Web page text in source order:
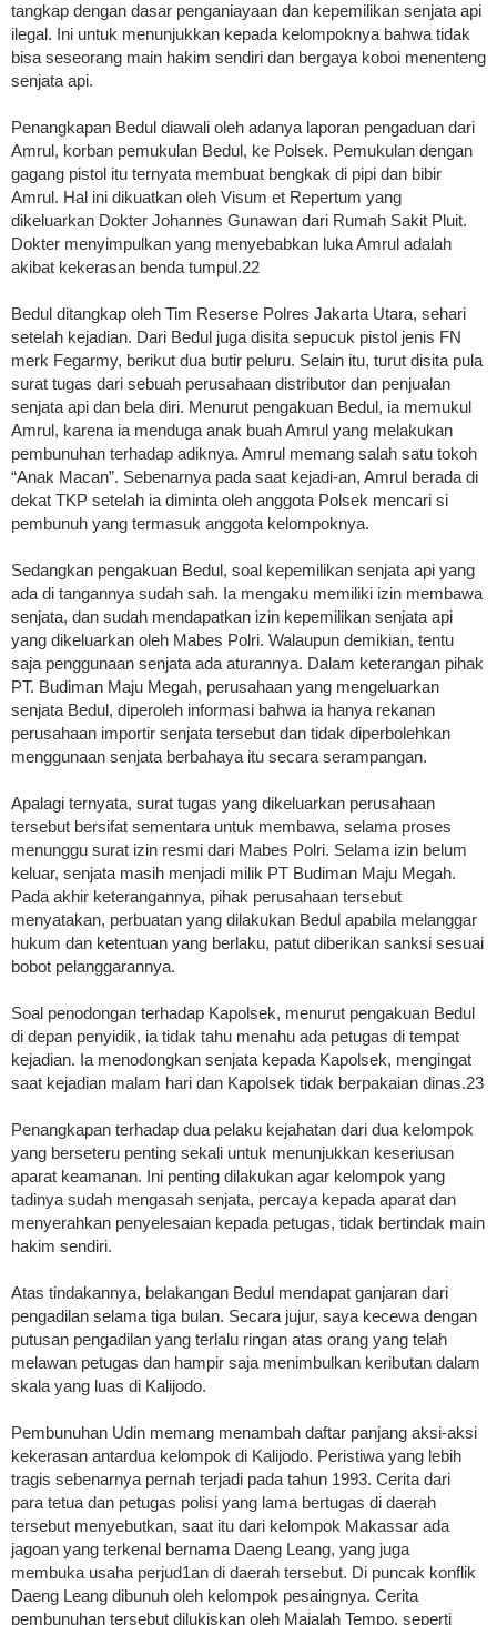
tangkap dengan dasar penganiayaan dan kepemilikan senjata api
ilegal. Ini untuk menunjukkan kepada kelompoknya bahwa tidak
bisa seseorang main hakim sendiri dan bergaya koboi menenteng
senjata api.
Penangkapan Bedul diawali oleh adanya laporan pengaduan dari
Amrul, korban pemukulan Bedul, ke Polsek. Pemukulan dengan
gagang pistol itu ternyata membuat bengkak di pipi dan bibir
Amrul. Hal ini dikuatkan oleh Visum et Repertum yang
dikeluarkan Dokter Johannes Gunawan dari Rumah Sakit Pluit.
Dokter menyimpulkan yang menyebabkan luka Amrul adalah
akibat kekerasan benda tumpul.22
Bedul ditangkap oleh Tim Reserse Polres Jakarta Utara, sehari
setelah kejadian. Dari Bedul juga disita sepucuk pistol jenis FN
merk Fegarmy, berikut dua butir peluru. Selain itu, turut disita pula
surat tugas dari sebuah perusahaan distributor dan penjualan
senjata api dan bela diri. Menurut pengakuan Bedul, ia memukul
Amrul, karena ia menduga anak buah Amrul yang melakukan
pembunuhan terhadap adiknya. Amrul memang salah satu tokoh
“Anak Macan”. Sebenarnya pada saat kejadi-an, Amrul berada di
dekat TKP setelah ia diminta oleh anggota Polsek mencari si
pembunuh yang termasuk anggota kelompoknya.
Sedangkan pengakuan Bedul, soal kepemilikan senjata api yang
ada di tangannya sudah sah. Ia mengaku memiliki izin membawa
senjata, dan sudah mendapatkan izin kepemilikan senjata api
yang dikeluarkan oleh Mabes Polri. Walaupun demikian, tentu
saja penggunaan senjata ada aturannya. Dalam keterangan pihak
PT. Budiman Maju Megah, perusahaan yang mengeluarkan
senjata Bedul, diperoleh informasi bahwa ia hanya rekanan
perusahaan importir senjata tersebut dan tidak diperbolehkan
menggunaan senjata berbahaya itu secara serampangan.
Apalagi ternyata, surat tugas yang dikeluarkan perusahaan
tersebut bersifat sementara untuk membawa, selama proses
menunggu surat izin resmi dari Mabes Polri. Selama izin belum
keluar, senjata masih menjadi milik PT Budiman Maju Megah.
Pada akhir keterangannya, pihak perusahaan tersebut
menyatakan, perbuatan yang dilakukan Bedul apabila melanggar
hukum dan ketentuan yang berlaku, patut diberikan sanksi sesuai
bobot pelanggarannya.
Soal penodongan terhadap Kapolsek, menurut pengakuan Bedul
di depan penyidik, ia tidak tahu menahu ada petugas di tempat
kejadian. Ia menodongkan senjata kepada Kapolsek, mengingat
saat kejadian malam hari dan Kapolsek tidak berpakaian dinas.23
Penangkapan terhadap dua pelaku kejahatan dari dua kelompok
yang berseteru penting sekali untuk menunjukkan keseriusan
aparat keamanan. Ini penting dilakukan agar kelompok yang
tadinya sudah mengasah senjata, percaya kepada aparat dan
menyerahkan penyelesaian kepada petugas, tidak bertindak main
hakim sendiri.
Atas tindakannya, belakangan Bedul mendapat ganjaran dari
pengadilan selama tiga bulan. Secara jujur, saya kecewa dengan
putusan pengadilan yang terlalu ringan atas or­ang yang telah
melawan petugas dan hampir saja menimbulkan keributan dalam
skala yang luas di Kalijodo.
Pembunuhan Udin memang menambah daftar panjang aksi-aksi
kekerasan antardua kelompok di Kalijodo. Peristiwa yang lebih
tragis sebenarnya pernah terjadi pada tahun 1993. Cerita dari
para tetua dan petugas polisi yang lama bertugas di daerah
tersebut menyebutkan, saat itu dari kelompok Makassar ada
jagoan yang terkenal bernama Daeng Leang, yang juga
membuka usaha perjud1an di daerah tersebut. Di puncak konflik
Daeng Leang dibunuh oleh kelompok pesaingnya. Cerita
pembunuhan tersebut dilukiskan oleh Majalah Tempo, seperti